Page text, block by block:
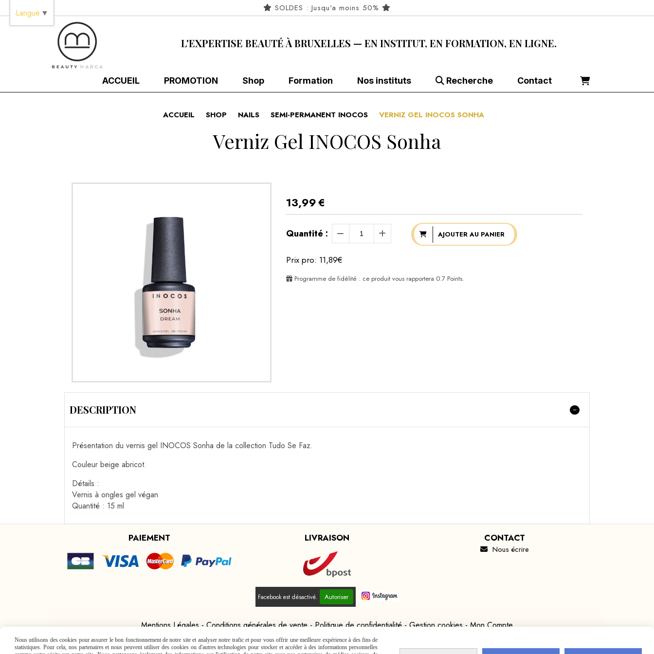
SOLDES : Jusqu'a moins 50%
L'EXPERTISE BEAUTÉ À BRUXELLES — EN INSTITUT, EN FORMATION, EN LIGNE.
ACCUEIL PROMOTION Shop Formation Nos instituts Recherche Contact
ACCUEIL SHOP NAILS SEMI-PERMANENT INOCOS VERNIZ GEL INOCOS SONHA
Verniz Gel INOCOS Sonha
13,99€
Quantité : AJOUTER AU PANIER
Prix pro: 11,89€
Programme de fidélité : ce produit vous rapportera 0.7Points.
DESCRIPTION
Présentation du vernis gel INOCOS Sonha de la collection Tudo Se Faz.
Couleur beige abricot.
Détails :
Vernis à ongles gel végan
Quantité : 15 ml
PAIEMENT LIVRAISON CONTACT
 Nous écrire
Facebook est désactivé. Autoriser
Mentions Légales Conditions générales de vente Politique de confidentialité Gestion cookies Mon Compte
Langue ▼
Nous utilisons des cookies pour assurer le bon fonctionnement de notre site et analyser notre trafic et pour vous offrir une meilleure expérience à des fins de
statistiques. Pour cela, nos partenaires et nous peuvent utiliser des cookies ou d'autres technologies pour stocker et accéder à des informations personnelles